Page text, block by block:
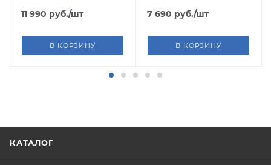
11 990 руб./шт
В КОРЗИНУ
7 690 руб./шт
В КОРЗИНУ
КАТАЛОГ